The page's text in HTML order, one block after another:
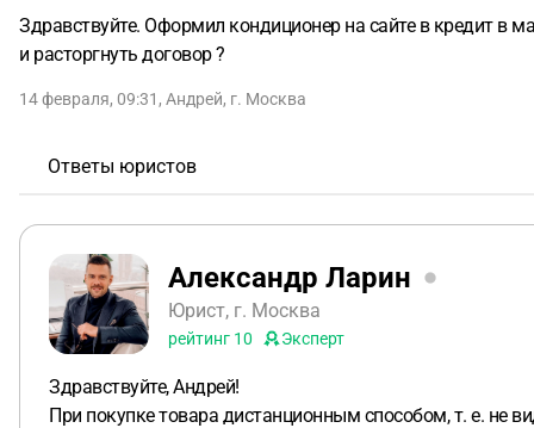
Здравствуйте. Оформил кондиционер на сайте в кредит в
и расторгнуть договор ?
14 февраля, 09:31 , Андрей, г. Москва
Ответы юристов
Александр Ларин
Юрист, г. Москва
рейтинг 10 Эксперт
Здравствуйте, Андрей!
При покупке товара дистанционным способом, т. е. не